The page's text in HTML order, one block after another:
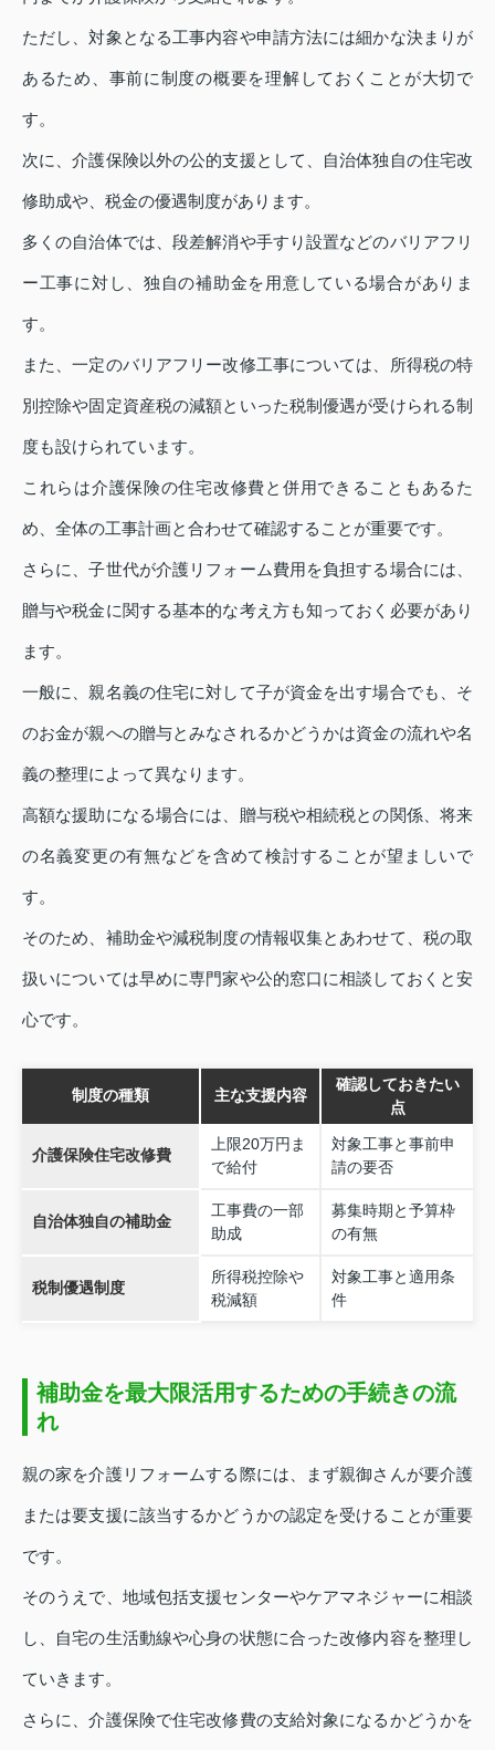
ただし、対象となる工事内容や申請方法には細かな決まりが
あるため、事前に制度の概要を理解しておくことが大切で
す。
次に、介護保険以外の公的支援として、自治体独自の住宅改
修助成や、税金の優遇制度があります。
多くの自治体では、段差解消や手すり設置などのバリアフリ
ー工事に対し、独自の補助金を用意している場合がありま
す。
また、一定のバリアフリー改修工事については、所得税の特
別控除や固定資産税の減額といった税制優遇が受けられる制
度も設けられています。
これらは介護保険の住宅改修費と併用できることもあるた
め、全体の工事計画と合わせて確認することが重要です。
さらに、子世代が介護リフォーム費用を負担する場合には、
贈与や税金に関する基本的な考え方も知っておく必要があり
ます。
一般に、親名義の住宅に対して子が資金を出す場合でも、そ
のお金が親への贈与とみなされるかどうかは資金の流れや名
義の整理によって異なります。
高額な援助になる場合には、贈与税や相続税との関係、将来
の名義変更の有無などを含めて検討することが望ましいで
す。
そのため、補助金や減税制度の情報収集とあわせて、税の取
扱いについては早めに専門家や公的窓口に相談しておくと安
心です。
制度の種類 主な支援内容
確認しておきたい
点
介護保険住宅改修費
上限20万円ま
で給付
対象工事と事前申
請の要否
自治体独自の補助金
工事費の一部
助成
募集時期と予算枠
の有無
税制優遇制度
所得税控除や
税減額
対象工事と適用条
件
補助金を最大限活用するための手続きの流
れ
親の家を介護リフォームする際には、まず親御さんが要介護
または要支援に該当するかどうかの認定を受けることが重要
です。
そのうえで、地域包括支援センターやケアマネジャーに相談
し、自宅の生活動線や心身の状態に合った改修内容を整理し
ていきます。
さらに、介護保険で住宅改修費の支給対象になるかどうかを